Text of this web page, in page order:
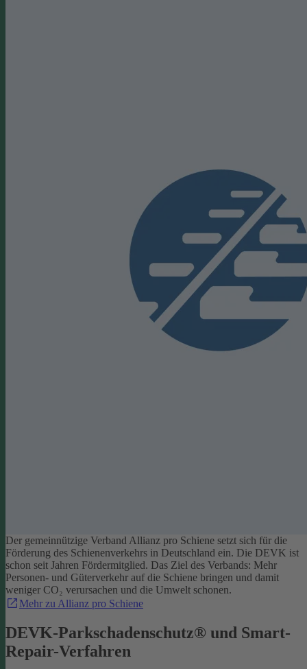
Der gemeinnützige Verband Allianz pro Schiene setzt sich für die
Förderung des Schienenverkehrs in Deutschland ein. Die DEVK ist
schon seit Jahren Fördermitglied. Das Ziel des Verbands: Mehr
Personen- und Güterverkehr auf die Schiene bringen und damit
weniger CO₂ verursachen und die Umwelt schonen.
Mehr zu Allianz pro Schiene
DEVK-Parkschadenschutz® und Smart-
Repair-Verfahren